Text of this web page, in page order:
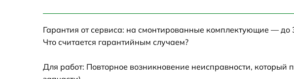
Ремонт датчика синхроимпульсов
Ремонт оптики
Восстановление питания
Гарантия от сервиса: на смонтированные комплектующие — до
Что считается гарантийным случаем?
Для работ: Повторное возникновение неисправности,